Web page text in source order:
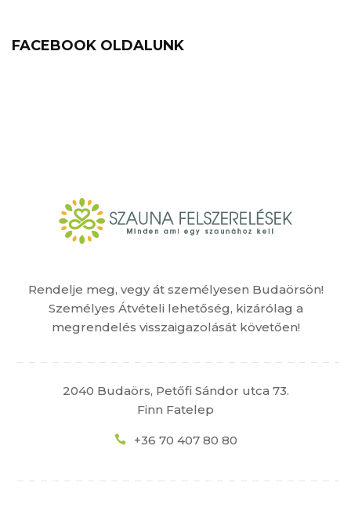
Rendelje meg, vegy át személyesen Budaörsön!
Személyes Átvételi lehetőség, kizárólag a
megrendelés visszaigazolását követően!
2040 Budaörs, Petőfi Sándor utca 73.
Finn Fatelep
+36 70 407 80 80
FACEBOOK OLDALUNK